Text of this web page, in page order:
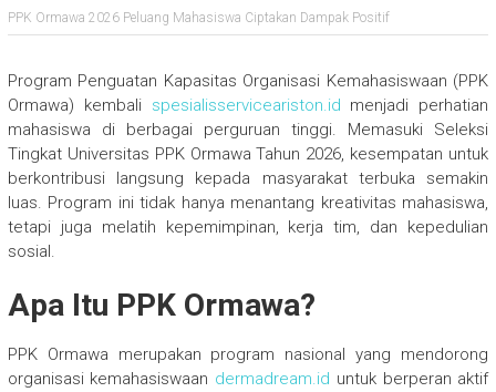
PPK Ormawa 2026 Peluang Mahasiswa Ciptakan Dampak Positif
Program Penguatan Kapasitas Organisasi Kemahasiswaan (PPK
Ormawa) kembali spesialisserviceariston.id menjadi perhatian
mahasiswa di berbagai perguruan tinggi. Memasuki Seleksi
Tingkat Universitas PPK Ormawa Tahun 2026, kesempatan untuk
berkontribusi langsung kepada masyarakat terbuka semakin
luas. Program ini tidak hanya menantang kreativitas mahasiswa,
tetapi juga melatih kepemimpinan, kerja tim, dan kepedulian
sosial.
Apa Itu PPK Ormawa?
PPK Ormawa merupakan program nasional yang mendorong
organisasi kemahasiswaan dermadream.id untuk berperan aktif